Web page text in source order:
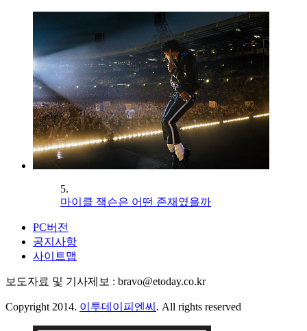
5.
마이클 잭슨은 어떤 존재였을까
PC버전
공지사항
사이트맵
보도자료 및 기사제보 : bravo@etoday.co.kr
Copyright 2014. 이투데이피엔씨 . All rights reserved